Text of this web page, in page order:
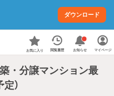
ダウンロード
お気に入り 閲覧履歴 お知らせ マイページ
築・分譲マンション最
）